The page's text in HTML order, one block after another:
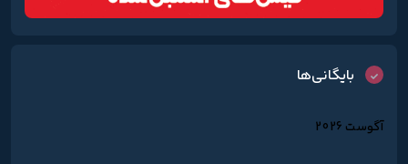
بایگانی‌ها
آگوست 2026